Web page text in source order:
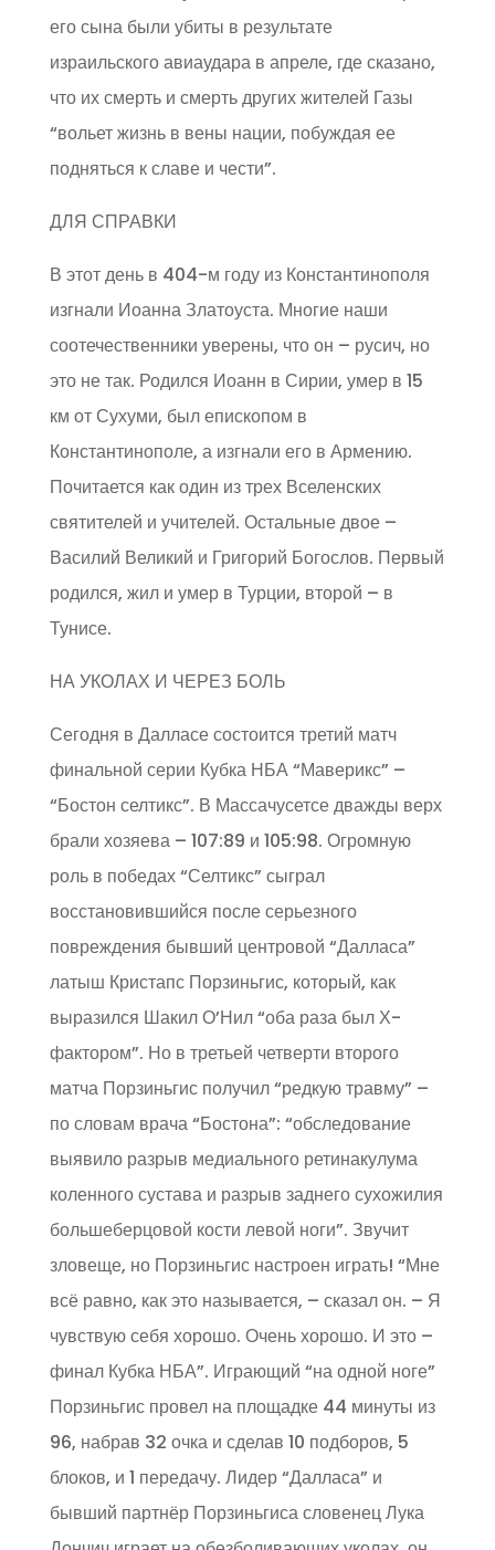
его сына были убиты в результате
израильского авиаудара в апреле, где сказано,
что их смерть и смерть других жителей Газы
“вольет жизнь в вены нации, побуждая ее
подняться к славе и чести”.
ДЛЯ СПРАВКИ
В этот день в 404-м году из Константинополя
изгнали Иоанна Златоуста. Многие наши
соотечественники уверены, что он – русич, но
это не так. Родился Иоанн в Сирии, умер в 15
км от Сухуми, был епископом в
Константинополе, а изгнали его в Армению.
Почитается как один из трех Вселенских
святителей и учителей. Остальные двое –
Василий Великий и Григорий Богослов. Первый
родился, жил и умер в Турции, второй – в
Тунисе.
НА УКОЛАХ И ЧЕРЕЗ БОЛЬ
Сегодня в Далласе состоится третий матч
финальной серии Кубка НБА “Маверикс” –
“Бостон селтикс”. В Массачусетсе дважды верх
брали хозяева – 107:89 и 105:98. Огромную
роль в победах “Селтикс” сыграл
восстановившийся после серьезного
повреждения бывший центровой “Далласа”
латыш Кристапс Порзиньгис, который, как
выразился Шакил О’Нил “оба раза был Х-
фактором”. Но в третьей четверти второго
матча Порзиньгис получил “редкую травму” –
по словам врача “Бостона”: “обследование
выявило разрыв медиального ретинакулума
коленного сустава и разрыв заднего сухожилия
большеберцовой кости левой ноги”. Звучит
зловеще, но Порзиньгис настроен играть! “Мне
всё равно, как это называется, – сказал он. – Я
чувствую себя хорошо. Очень хорошо. И это –
финал Кубка НБА”. Играющий “на одной ноге”
Порзиньгис провел на площадке 44 минуты из
96, набрав 32 очка и сделав 10 подборов, 5
блоков, и 1 передачу. Лидер “Далласа” и
бывший партнёр Порзиньгиса словенец Лука